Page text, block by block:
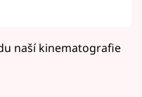
naší kinematografie